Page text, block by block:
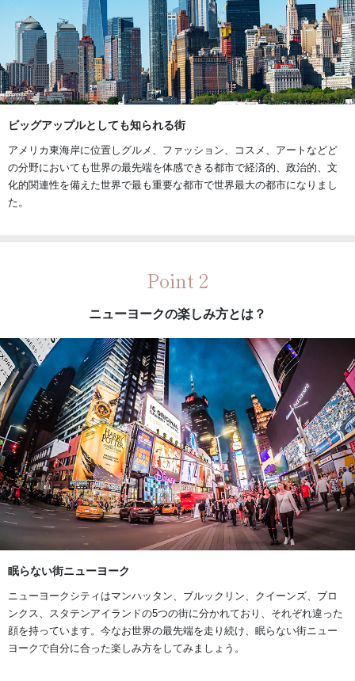
ビッグアップルとしても知られる街
アメリカ東海岸に位置しグルメ、ファッション、コスメ、アートなどど
の分野においても世界の最先端を体感できる都市で経済的、政治的、文
化的関連性を備えた世界で最も重要な都市で世界最大の都市になりまし
た。
Point 2
ニューヨークの楽しみ方とは？
眠らない街ニューヨーク
ニューヨークシティはマンハッタン、ブルックリン、クイーンズ、ブロ
ンクス、スタテンアイランドの5つの街に分かれており、それぞれ違った
顔を持っています。今なお世界の最先端を走り続け、眠らない街ニュー
ヨークで自分に合った楽しみ方をしてみましょう。